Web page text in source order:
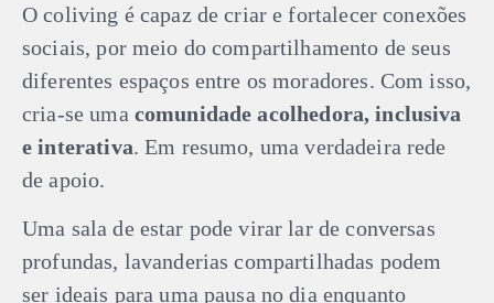
O coliving é capaz de criar e fortalecer conexões
sociais, por meio do compartilhamento de seus
diferentes espaços entre os moradores. Com isso,
cria-se uma comunidade acolhedora, inclusiva
e interativa. Em resumo, uma verdadeira rede
de apoio.
Uma sala de estar pode virar lar de conversas
profundas, lavanderias compartilhadas podem
ser ideais para uma pausa no dia enquanto